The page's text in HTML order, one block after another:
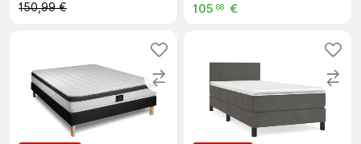
150,99 € 105 68 €